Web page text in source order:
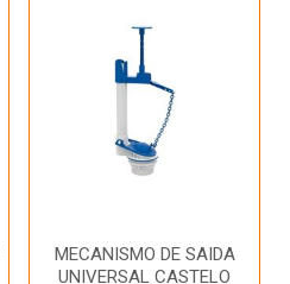
MECANISMO DE SAIDA
UNIVERSAL CASTELO